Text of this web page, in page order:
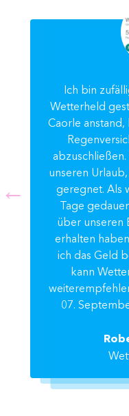
Ich bin
Wetterheld
Caorle anstand,
unseren
geregnet. Als
Tage
über unseren
erhalten
ich das Geld
kann
07.